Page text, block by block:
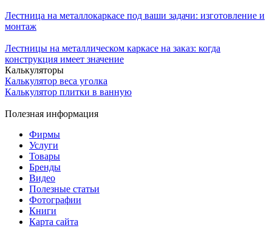
Лестница на металлокаркасе под ваши задачи: изготовление и
монтаж
Лестницы на металлическом каркасе на заказ: когда
конструкция имеет значение
Калькуляторы
Калькулятор веса уголка
Калькулятор плитки в ванную
Полезная информация
Фирмы
Услуги
Товары
Бренды
Видео
Полезные статьи
Фотографии
Книги
Карта сайта